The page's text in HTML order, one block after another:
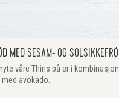
MED SESAM- OG SOLSIKKEFRØ
våre Thins på er i kombinasjon
med avokado.